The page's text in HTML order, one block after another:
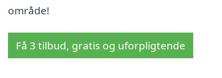
område!
Få 3 tilbud, gratis og uforpligtende